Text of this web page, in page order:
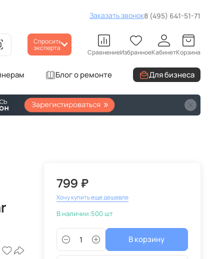
Заказать звонок8 (495) 641-51-71
Спросить
эксперта СравнениеИзбранноеКабинетКорзина
Блог о ремонте Для бизнеса
799 ₽
Хочу купить еще дешевле
В наличии:500 шт
В корзину